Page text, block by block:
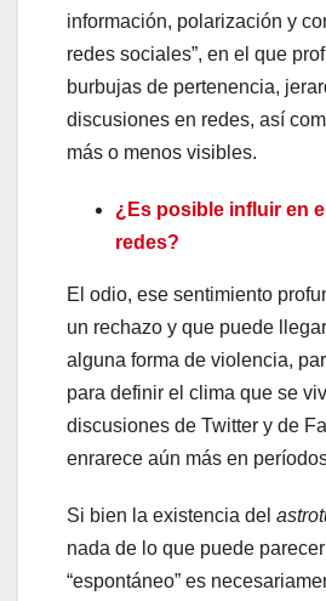
información, polarización y
redes sociales”, en el que
burbujas de pertenencia,
discusiones en redes, así
más o menos visibles.
¿Es posible influir en
redes?
El odio, ese sentimiento
un rechazo y que puede
alguna forma de violencia,
para definir el clima que se
discusiones de Twitter y de
enrarece aún más en
Si bien la existencia del
nada de lo que puede
“espontáneo” es